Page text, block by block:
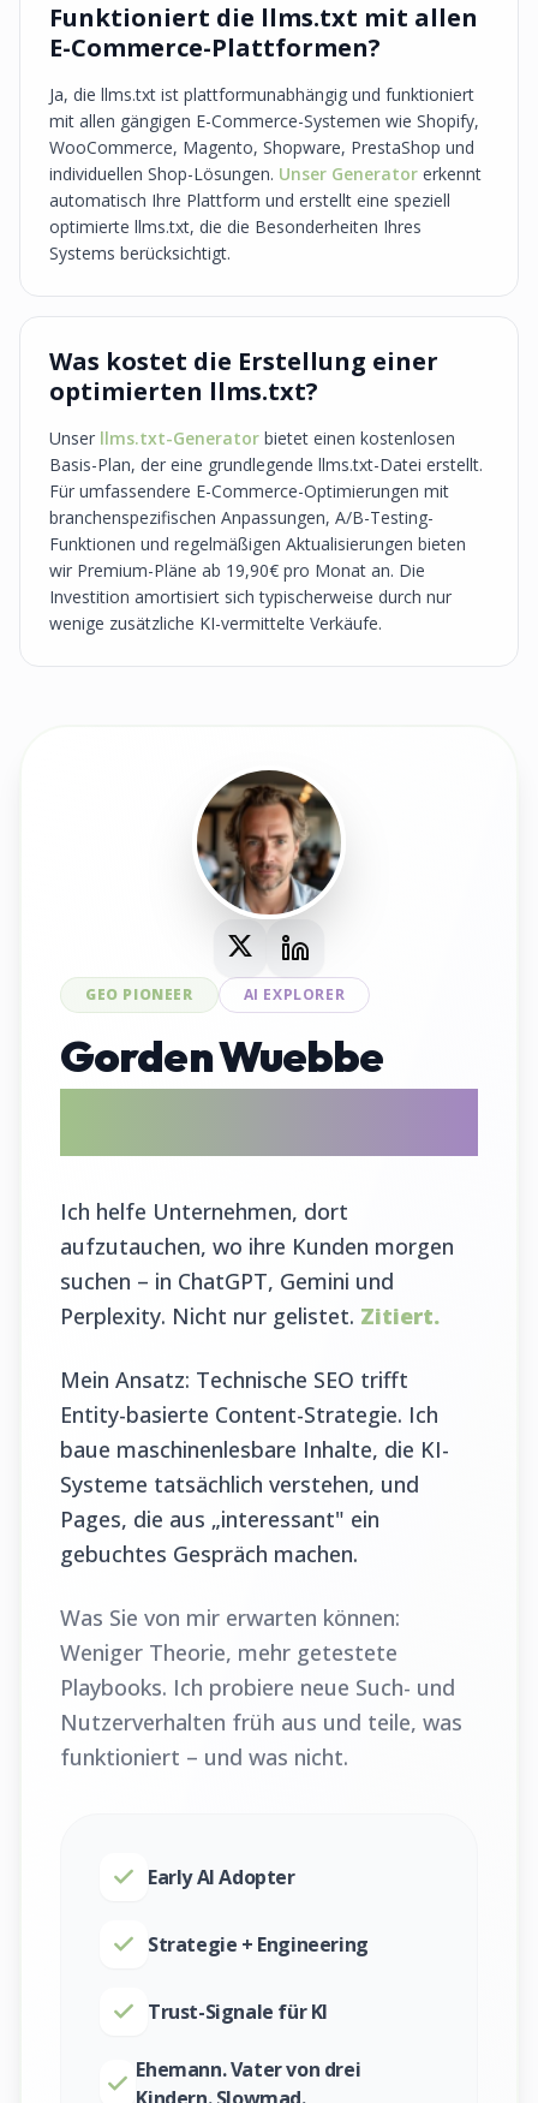
Funktioniert die llms.txt mit allen
E-Commerce-Plattformen?
Ja, die llms.txt ist plattformunabhängig und funktioniert
mit allen gängigen E-Commerce-Systemen wie Shopify,
WooCommerce, Magento, Shopware, PrestaShop und
individuellen Shop-Lösungen. Unser Generator erkennt
automatisch Ihre Plattform und erstellt eine speziell
optimierte llms.txt, die die Besonderheiten Ihres
Systems berücksichtigt.
Was kostet die Erstellung einer
optimierten llms.txt?
Unser llms.txt-Generator bietet einen kostenlosen
Basis-Plan, der eine grundlegende llms.txt-Datei erstellt.
Für umfassendere E-Commerce-Optimierungen mit
branchenspezifischen Anpassungen, A/B-Testing-
Funktionen und regelmäßigen Aktualisierungen bieten
wir Premium-Pläne ab 19,90€ pro Monat an. Die
Investition amortisiert sich typischerweise durch nur
wenige zusätzliche KI-vermittelte Verkäufe.
GEO PIONEER AI EXPLORER
Gorden Wuebbe
Ich helfe Unternehmen, dort
aufzutauchen, wo ihre Kunden morgen
suchen – in ChatGPT, Gemini und
Perplexity. Nicht nur gelistet. Zitiert.
Mein Ansatz: Technische SEO trifft
Entity-basierte Content-Strategie. Ich
baue maschinenlesbare Inhalte, die KI-
Systeme tatsächlich verstehen, und
Pages, die aus „interessant" ein
gebuchtes Gespräch machen.
Was Sie von mir erwarten können:
Weniger Theorie, mehr getestete
Playbooks. Ich probiere neue Such- und
Nutzerverhalten früh aus und teile, was
funktioniert – und was nicht.
Early AI Adopter
Strategie + Engineering
Trust-Signale für KI
Ehemann. Vater von drei